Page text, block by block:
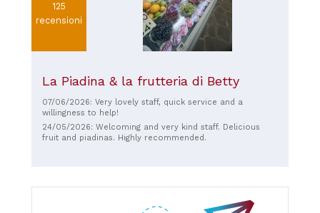
125
recensioni
La Piadina & la frutteria di Betty
07/06/2026: Very lovely staff, quick service and a
willingness to help!
24/05/2026: Welcoming and very kind staff. Delicious
fruit and piadinas. Highly recommended.